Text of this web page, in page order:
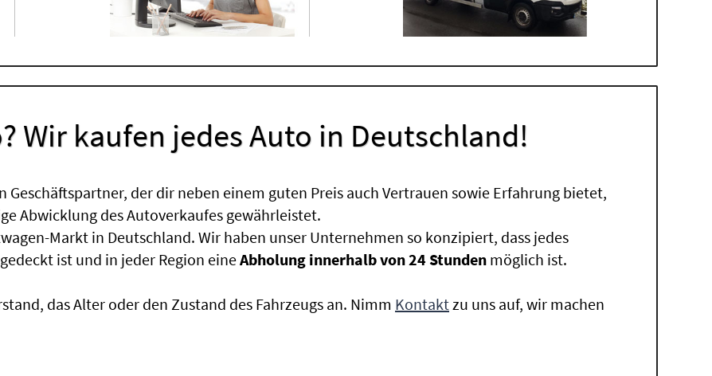
Wir kaufen jedes Auto in Deutschland!
Geschäftspartner, der dir neben einem guten Preis auch Vertrauen sowie Erfahrung bietet,
Abwicklung des Autoverkaufes gewährleistet.
Markt in Deutschland. Wir haben unser Unternehmen so konzipiert, dass jedes
ist und in jeder Region eineAbholung innerhalb von 24 Stunden möglich ist.
das Alter oder den Zustand des Fahrzeugs an. Nimm Kontaktzu uns auf, wir machen